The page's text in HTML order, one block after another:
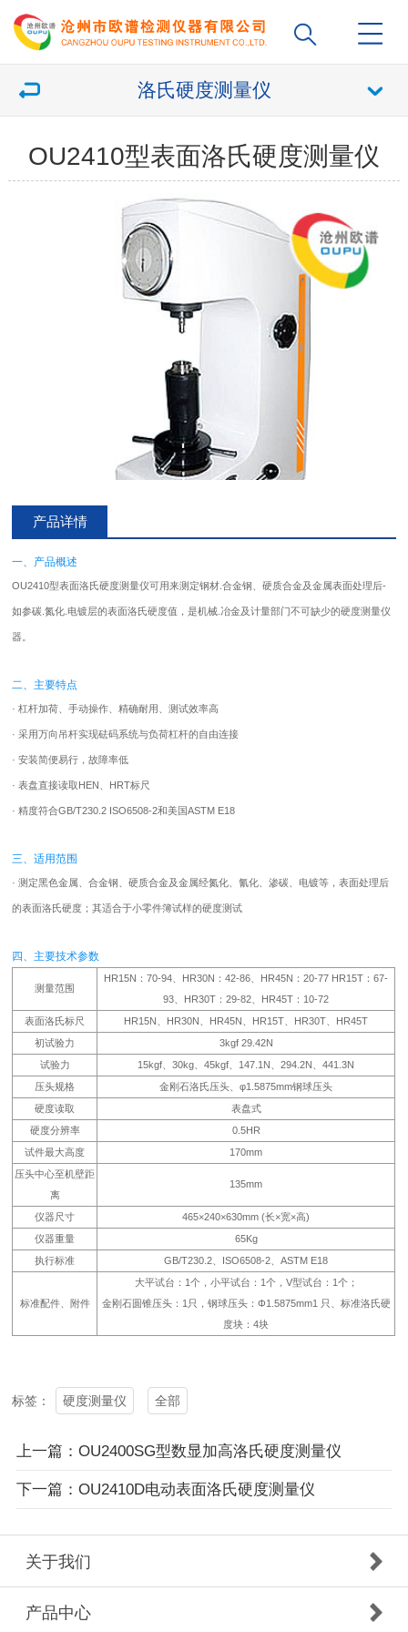
洛氏硬度测量仪
OU2410型表面洛氏硬度测量仪
产品详情
一、产品概述
OU2410型表面洛氏硬度测量仪可用来测定钢材.合金钢、硬质合金及金属表面处理后-
如参碳.氮化.电镀层的表面洛氏硬度值，是机械.冶金及计量部门不可缺少的硬度测量仪
器。
二、主要特点
· 杠杆加荷、手动操作、精确耐用、测试效率高
· 采用万向吊杆实现砝码系统与负荷杠杆的自由连接
· 安装简便易行，故障率低
· 表盘直接读取HEN、HRT标尺
· 精度符合GB/T230.2 ISO6508-2和美国ASTM E18
三、适用范围
· 测定黑色金属、合金钢、硬质合金及金属经氮化、氰化、渗碳、电镀等，表面处理后
的表面洛氏硬度；其适合于小零件簿试样的硬度测试
四、主要技术参数
测量范围
HR15N：70-94、HR30N：42-86、HR45N：20-77 HR15T：67-
93、HR30T：29-82、HR45T：10-72
表面洛氏标尺
HR15N、HR30N、HR45N、HR15T、HR30T、HR45T
初试验力
3kgf 29.42N
试验力
15kgf、30kg、45kgf、147.1N、294.2N、441.3N
压头规格
金刚石洛氏压头、φ1.5875mm钢球压头
硬度读取
表盘式
硬度分辨率
0.5HR
试件最大高度
170mm
压头中心至机壁距
离
135mm
仪器尺寸
465×240×630mm (长×宽×高)
仪器重量
65Kg
执行标准
GB/T230.2、ISO6508-2、ASTM E18
标准配件、附件
大平试台：1个，小平试台：1个，V型试台：1个；
金刚石圆锥压头：1只，钢球压头：Φ1.5875mm1 只、标准洛氏硬
度块：4块
标签： 硬度测量仪 全部
上一篇：OU2400SG型数显加高洛氏硬度测量仪
下一篇：OU2410D电动表面洛氏硬度测量仪
关于我们
产品中心